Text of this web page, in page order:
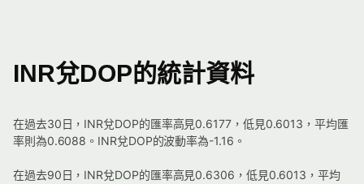
INR兌DOP的統計資料
在過去30日，INR兌DOP的匯率高見0.6177，低見0.6013，平均匯
率則為0.6088。INR兌DOP的波動率為-1.16。
在過去90日，INR兌DOP的匯率高見0.6306，低見0.6013，平均